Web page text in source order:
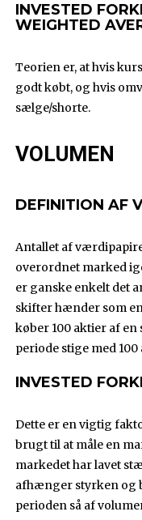
INVESTED
WEIGHTED
Teorien er, at hvis
godt købt, og hvis
sælge/shorte.
VOLUMEN
DEFINITION AF
Antallet af
overordnet marked
er ganske enkelt det
skifter hænder som
køber 100 aktier af
periode stige med
INVESTED
Dette er en vigtig
brugt til at måle en
markedet har lavet
afhænger styrken og
perioden så af